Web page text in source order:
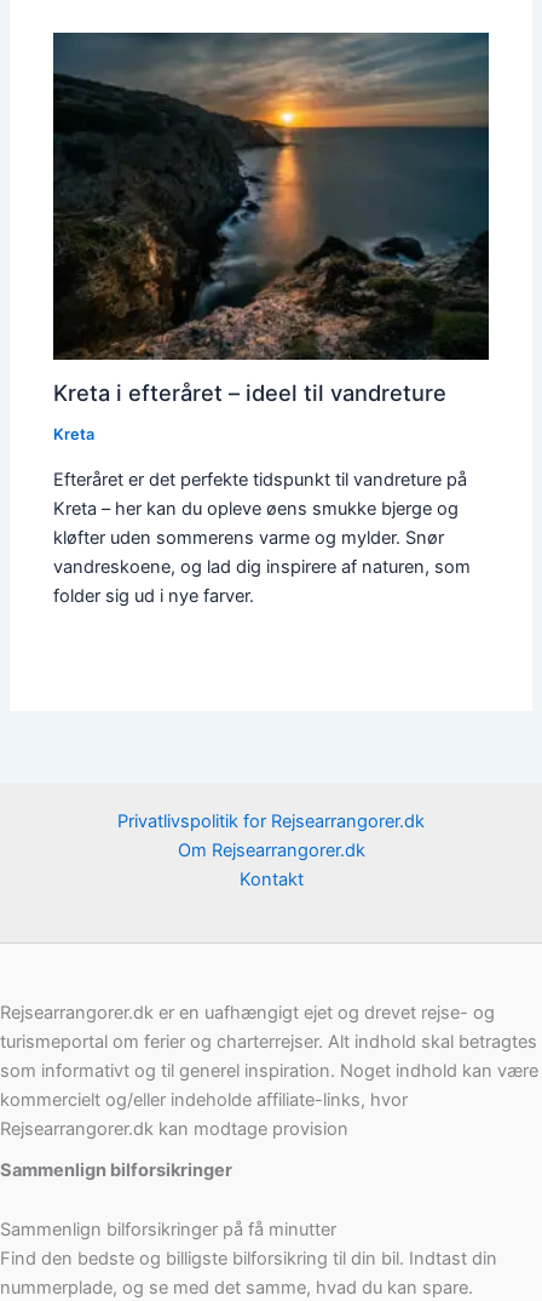
Kreta i efteråret – ideel til vandreture
Kreta
Efteråret er det perfekte tidspunkt til vandreture på
Kreta – her kan du opleve øens smukke bjerge og
kløfter uden sommerens varme og mylder. Snør
vandreskoene, og lad dig inspirere af naturen, som
folder sig ud i nye farver.
Privatlivspolitik for Rejsearrangorer.dk
Om Rejsearrangorer.dk
Kontakt
Rejsearrangorer.dk er en uafhængigt ejet og drevet rejse- og
turismeportal om ferier og charterrejser. Alt indhold skal betragtes
som informativt og til generel inspiration. Noget indhold kan være
kommercielt og/eller indeholde affiliate-links, hvor
Rejsearrangorer.dk kan modtage provision
Sammenlign bilforsikringer
Sammenlign bilforsikringer på få minutter
Find den bedste og billigste bilforsikring til din bil. Indtast din
nummerplade, og se med det samme, hvad du kan spare.